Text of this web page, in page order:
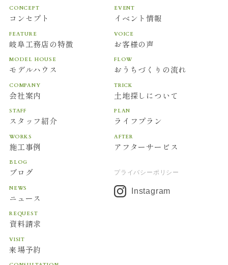
CONCEPT
コンセプト
FEATURE
岐阜工務店の特徴
MODEL HOUSE
モデルハウス
COMPANY
会社案内
STAFF
スタッフ紹介
WORKS
施工事例
EVENT
イベント情報
VOICE
お客様の声
FLOW
おうちづくりの流れ
TRICK
土地探しについて
PLAN
ライフプラン
AFTER
アフターサービス
BLOG
ブログ
NEWS
ニュース
REQUEST
資料請求
VISIT
来場予約
プライバシーポリシー
Instagram